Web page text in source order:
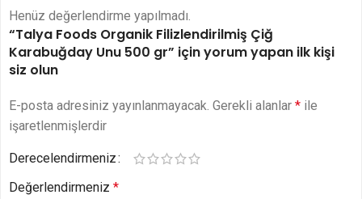
Henüz değerlendirme yapılmadı.
“Talya Foods Organik Filizlendirilmiş Çiğ
Karabuğday Unu 500 gr” için yorum yapan ilk kişi
siz olun
E-posta adresiniz yayınlanmayacak. Gerekli alanlar * ile
işaretlenmişlerdir
Derecelendirmeniz
Değerlendirmeniz *